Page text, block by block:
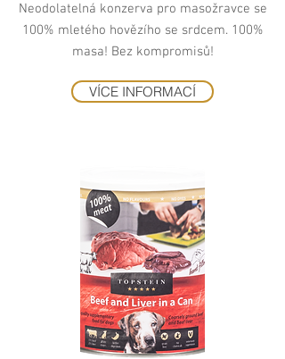
Neodolatelná konzerva pro masožravce se
100% mletého hovězího se srdcem. 100%
masa! Bez kompromisů!
VÍCE INFORMACÍ